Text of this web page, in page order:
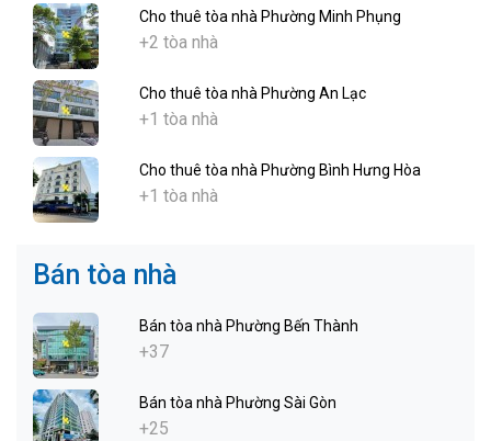
Cho thuê tòa nhà Phường Minh Phụng
+2 tòa nhà
Cho thuê tòa nhà Phường An Lạc
+1 tòa nhà
Cho thuê tòa nhà Phường Bình Hưng Hòa
+1 tòa nhà
Bán tòa nhà
Bán tòa nhà Phường Bến Thành
+37
Bán tòa nhà Phường Sài Gòn
+25